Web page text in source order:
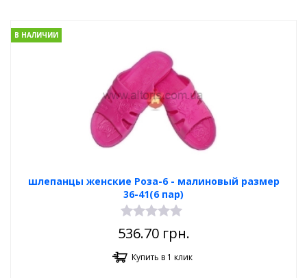
шлепанцы женские Роза-6 - малиновый размер
36-41(6 пар)
В НАЛИЧИИ
536.70грн.
Купить в 1 клик